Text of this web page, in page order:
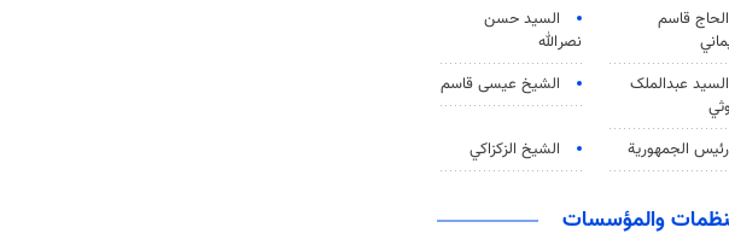
الحاج قاسم
السيد حسن
نصرالله
السید عبدالملک
الشيخ عيسى قاسم
رئيس الجمهورية الشيخ الزكزاكي
والمؤسسات